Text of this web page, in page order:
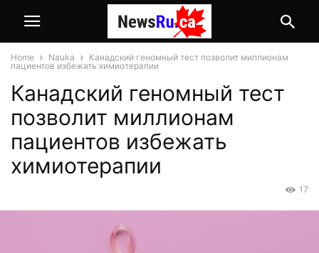
Home Nauka
Канадский геномный тест позволит миллионам
пациентов избежать химиотерапии
Канадский геномный тест
позволит миллионам
пациентов избежать
химиотерапии
17